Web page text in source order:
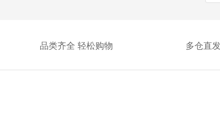
品类齐全 轻松购物 多仓直